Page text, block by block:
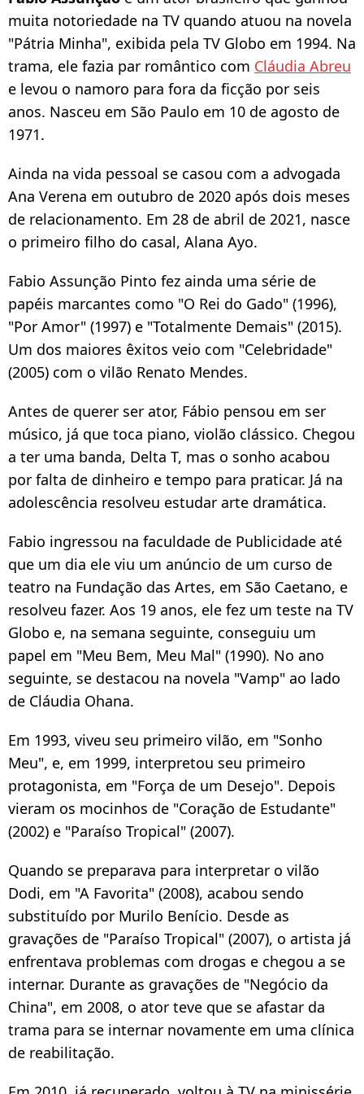
muita notoriedade na TV quando atuou na novela
"Pátria Minha", exibida pela TV Globo em 1994. Na
trama, ele fazia par romântico com Cláudia Abreu
e levou o namoro para fora da ficção por seis
anos. Nasceu em São Paulo em 10 de agosto de
1971.
Ainda na vida pessoal se casou com a advogada
Ana Verena em outubro de 2020 após dois meses
de relacionamento. Em 28 de abril de 2021, nasce
o primeiro filho do casal, Alana Ayo.
Fabio Assunção Pinto fez ainda uma série de
papéis marcantes como "O Rei do Gado" (1996),
"Por Amor" (1997) e "Totalmente Demais" (2015).
Um dos maiores êxitos veio com "Celebridade"
(2005) com o vilão Renato Mendes.
Antes de querer ser ator, Fábio pensou em ser
músico, já que toca piano, violão clássico. Chegou
a ter uma banda, Delta T, mas o sonho acabou
por falta de dinheiro e tempo para praticar. Já na
adolescência resolveu estudar arte dramática.
Fabio ingressou na faculdade de Publicidade até
que um dia ele viu um anúncio de um curso de
teatro na Fundação das Artes, em São Caetano, e
resolveu fazer. Aos 19 anos, ele fez um teste na TV
Globo e, na semana seguinte, conseguiu um
papel em "Meu Bem, Meu Mal" (1990). No ano
seguinte, se destacou na novela "Vamp" ao lado
de Cláudia Ohana.
Em 1993, viveu seu primeiro vilão, em "Sonho
Meu", e, em 1999, interpretou seu primeiro
protagonista, em "Força de um Desejo". Depois
vieram os mocinhos de "Coração de Estudante"
(2002) e "Paraíso Tropical" (2007).
Quando se preparava para interpretar o vilão
Dodi, em "A Favorita" (2008), acabou sendo
substituído por Murilo Benício. Desde as
gravações de "Paraíso Tropical" (2007), o artista já
enfrentava problemas com drogas e chegou a se
internar. Durante as gravações de "Negócio da
China", em 2008, o ator teve que se afastar da
trama para se internar novamente em uma clínica
de reabilitação.